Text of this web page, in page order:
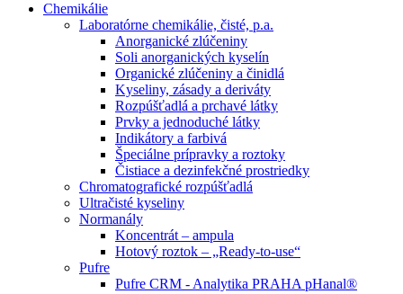
Chemikálie
Laboratórne chemikálie, čisté, p.a.
Anorganické zlúčeniny
Soli anorganických kyselín
Organické zlúčeniny a činidlá
Kyseliny, zásady a deriváty
Rozpúšťadlá a prchavé látky
Prvky a jednoduché látky
Indikátory a farbivá
Špeciálne prípravky a roztoky
Čistiace a dezinfekčné prostriedky
Chromatografické rozpúšťadlá
Ultračisté kyseliny
Normanály
Koncentrát – ampula
Hotový roztok – „Ready-to-use“
Pufre
Pufre CRM - Analytika PRAHA pHanal®